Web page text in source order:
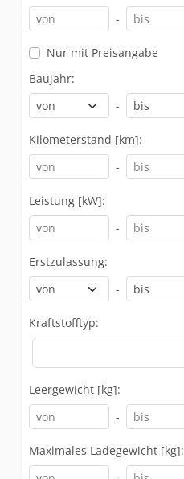
-
Nur mit Preisangabe
Baujahr:
-
Kilometerstand [km]:
-
Leistung [kW]:
-
Erstzulassung:
-
Kraftstofftyp:
Leergewicht [kg]:
-
Maximales Ladegewicht [kg]: